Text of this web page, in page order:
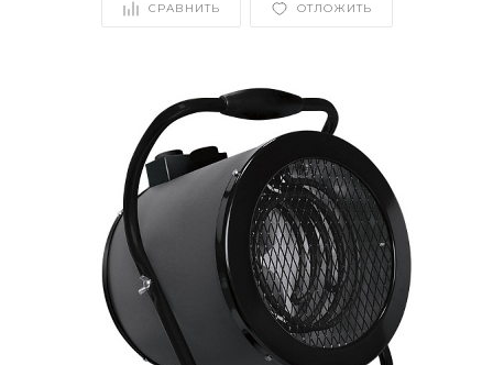
СРАВНИТЬ ОТЛОЖИТЬ